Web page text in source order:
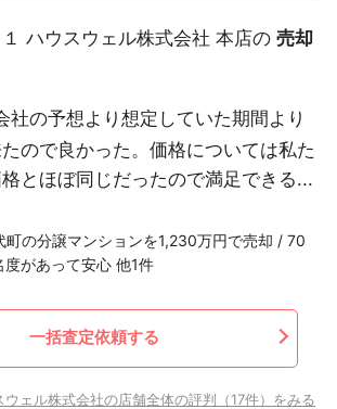
ハウスウェル株式会社 本店の 売却
社の予想より想定していた期間より
ので良かった。価格については私た
とほぼ同じだったので満足できる...
町の分譲マンションを1,230万円で売却 / 70
があって安心 他1件
一括査定依頼する
ウェル株式会社の店舗全体の評判（17件）をみる